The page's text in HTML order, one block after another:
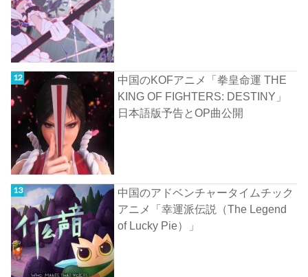
中国のKOFアニメ「拳皇命運 THE
KING OF FIGHTERS: DESTINY」
日本語版予告とOP曲公開
中国のアドベンチャータイムチック
アニメ「幸運派伝説（The Legend
of Lucky Pie）」